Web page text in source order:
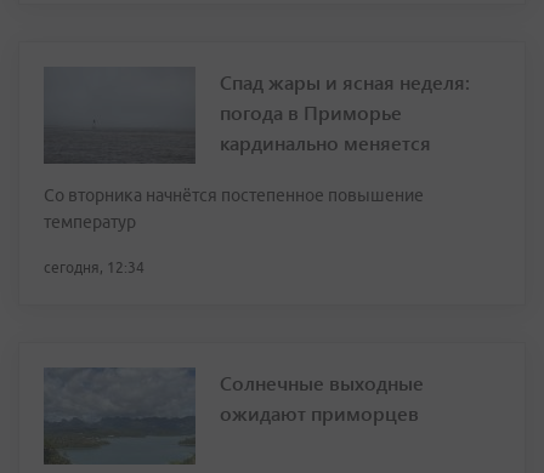
Спад жары и ясная неделя:
погода в Приморье
кардинально меняется
Со вторника начнётся постепенное повышение
температур
сегодня, 12:34
Солнечные выходные
ожидают приморцев